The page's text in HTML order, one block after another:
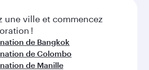
une ville et commencez
!
de Bangkok
de Colombo
de Manille